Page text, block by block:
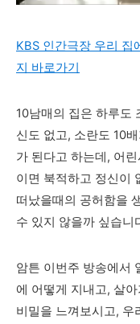
KBS 인간극장 우리 집
지 바로가기
10남매의 집은 하루도
신도 없고, 소란도 10
가 된다고 하는데, 어
이면 북적하고 정신이
떠났을때의 공허함을
수 있지 않을까 싶습니
암튼 이번주 방송에서
에 어떻게 지내고, 살
비밀을 느껴보시고, 우